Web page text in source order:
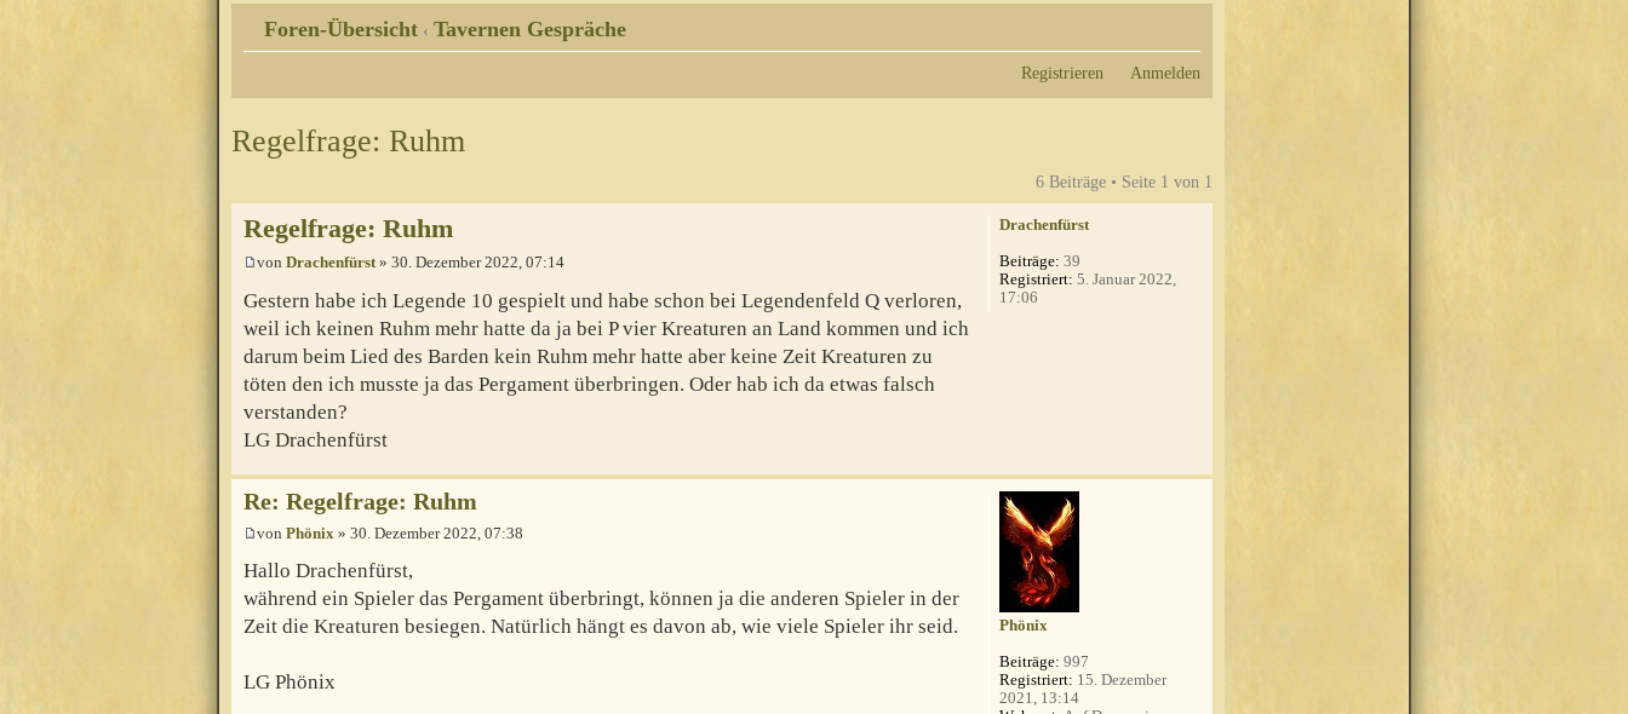
Foren-Übersicht ‹ Tavernen Gespräche
Registrieren Anmelden
Regelfrage: Ruhm
6 Beiträge • Seite 1 von 1
Regelfrage: Ruhm
von Drachenfürst» 30. Dezember 2022, 07:14
Gestern habe ich Legende 10 gespielt und habe schon bei Legendenfeld Q verloren,
weil ich keinen Ruhm mehr hatte da ja bei P vier Kreaturen an Land kommen und ich
darum beim Lied des Barden kein Ruhm mehr hatte aber keine Zeit Kreaturen zu
töten den ich musste ja das Pergament überbringen. Oder hab ich da etwas falsch
verstanden?
LG Drachenfürst
Drachenfürst
Beiträge: 39
Registriert: 5. Januar 2022,
17:06
Re: Regelfrage: Ruhm
von Phönix » 30. Dezember 2022, 07:38
Hallo Drachenfürst,
während ein Spieler das Pergament überbringt, können ja die anderen Spieler in der
Zeit die Kreaturen besiegen. Natürlich hängt es davon ab, wie viele Spieler ihr seid.
LG Phönix
Phönix
Beiträge: 997
Registriert: 15. Dezember
2021, 13:14